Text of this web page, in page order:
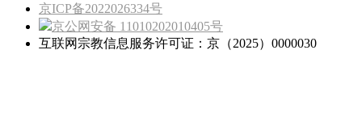
京ICP备2022026334号
京公网安备 11010202010405号
互联网宗教信息服务许可证：京（2025）0000030